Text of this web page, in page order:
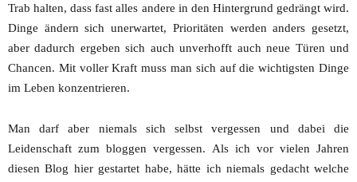
Trab halten, dass fast alles andere in den Hintergrund gedrängt wird.
Dinge ändern sich unerwartet, Prioritäten werden anders gesetzt,
aber dadurch ergeben sich auch unverhofft auch neue Türen und
Chancen. Mit voller Kraft muss man sich auf die wichtigsten Dinge
im Leben konzentrieren.
Man darf aber niemals sich selbst vergessen und dabei die
Leidenschaft zum bloggen vergessen. Als ich vor vielen Jahren
diesen Blog hier gestartet habe, hätte ich niemals gedacht welche